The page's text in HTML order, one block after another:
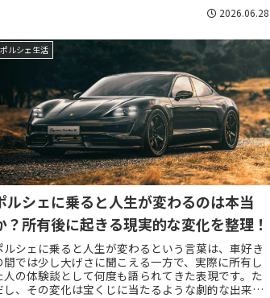
2026.06.28
ポルシェ生活
ルシェに乗ると人生が変わるのは本当
？所有後に起きる現実的な変化を整理！
ルシェに乗ると人生が変わるという言葉は、車好き
間では少し大げさに聞こえる一方で、実際に所有し
人の体験談として何度も語られてきた表現です。た
し、その変化は宝くじに当たるような劇的な出来事